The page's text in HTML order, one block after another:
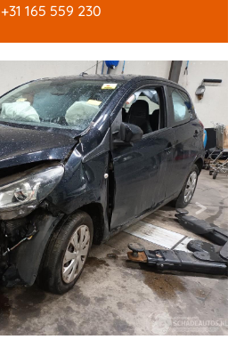
+31 165 559 230